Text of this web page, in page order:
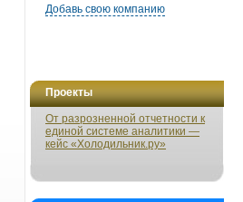
Добавь свою компанию
Проекты
От разрозненной отчетности к
единой системе аналитики —
кейс «Холодильник.ру»